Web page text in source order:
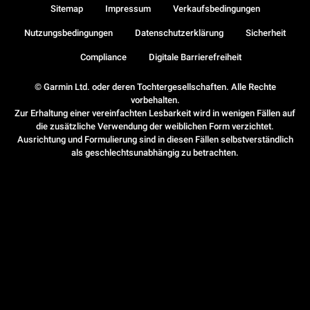
© Garmin Ltd. oder deren Tochtergesellschaften. Alle Rechte
vorbehalten.
Zur Erhaltung einer vereinfachten Lesbarkeit wird in wenigen Fällen auf
die zusätzliche Verwendung der weiblichen Form verzichtet.
Ausrichtung und Formulierung sind in diesen Fällen selbstverständlich
als geschlechtsunabhängig zu betrachten.
Sitemap Impressum Verkaufsbedingungen
Nutzungsbedingungen Datenschutzerklärung Sicherheit
Compliance Digitale Barrierefreiheit